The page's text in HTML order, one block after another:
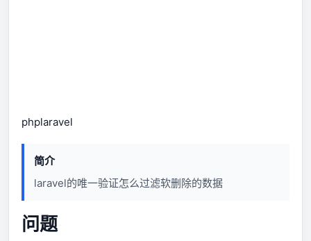
phplaravel
简介
laravel的唯一验证怎么过滤软删除的数据
问题